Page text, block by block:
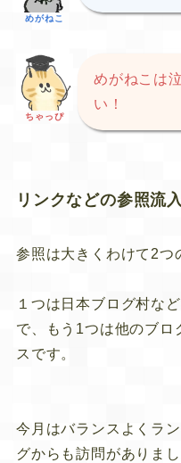
めがねこ
ちゃっぴ
めがねこは
い！
リンクなどの参照流
参照は大きくわけて2つ
１つは日本ブログ村な
で、もう1つは他のブロ
スです。
今月はバランスよくラ
グからも訪問がありまし